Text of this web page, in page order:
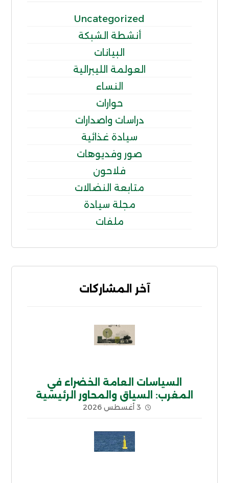
Uncategorized
أنشطة الشبكة
البيانات
العولمة الليبرالية
النساء
حوارات
دراسات واصدارات
سيادة غذائية
صور وفديوهات
فلاحون
متابعة النضالات
مجلة سيادة
ملفات
آخر المشاركات
السياسات العامة الخضراء في
المغرب: السياق والمحاور الرئيسية
3 أغسطس 2026